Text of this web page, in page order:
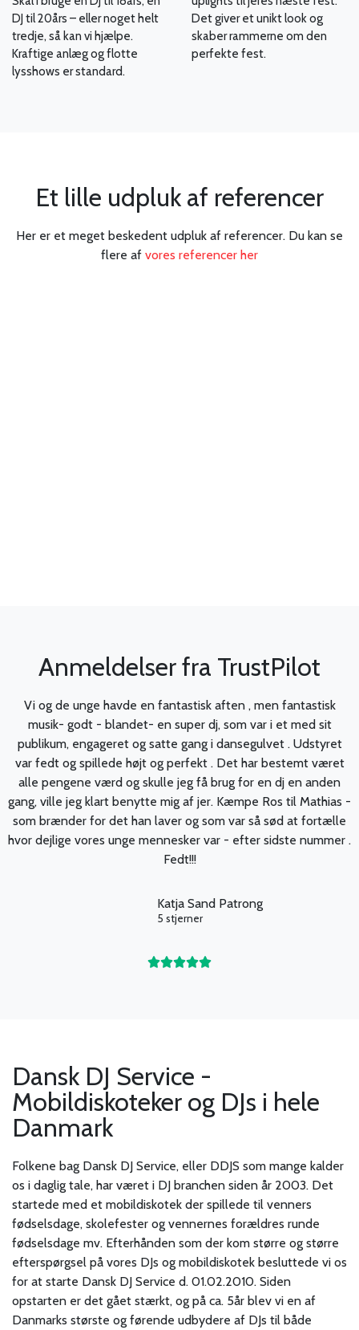
DJ til 20års – eller noget helt
tredje, så kan vi hjælpe.
Kraftige anlæg og flotte
lysshows er standard.
Det giver et unikt look og
skaber rammerne om den
perfekte fest.
Et lille udpluk af referencer
Her er et meget beskedent udpluk af referencer. Du kan se
flere af vores referencer her
Anmeldelser fra TrustPilot
Vi og de unge havde en fantastisk aften , men fantastisk
musik- godt - blandet- en super dj, som var i et med sit
publikum, engageret og satte gang i dansegulvet . Udstyret
var fedt og spillede højt og perfekt . Det har bestemt været
alle pengene værd og skulle jeg få brug for en dj en anden
gang, ville jeg klart benytte mig af jer. Kæmpe Ros til Mathias -
som brænder for det han laver og som var så sød at fortælle
hvor dejlige vores unge mennesker var - efter sidste nummer .
Fedt!!!
Katja Sand Patrong
5 stjerner

Dansk DJ Service -
Mobildiskoteker og DJs i hele
Danmark
Folkene bag Dansk DJ Service, eller DDJS som mange kalder
os i daglig tale, har været i DJ branchen siden år 2003. Det
startede med et mobildiskotek der spillede til venners
fødselsdage, skolefester og vennernes forældres runde
fødselsdage mv. Efterhånden som der kom større og større
efterspørgsel på vores DJs og mobildiskotek besluttede vi os
for at starte Dansk DJ Service d. 01.02.2010. Siden
opstarten er det gået stærkt, og på ca. 5år blev vi en af
Danmarks største og førende udbydere af DJs til både